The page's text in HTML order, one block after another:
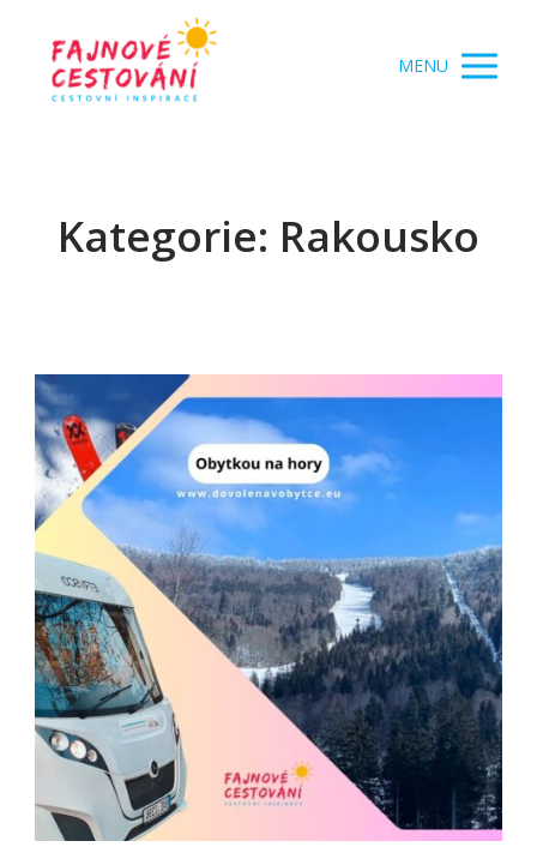
MENU
Kategorie: Rakousko